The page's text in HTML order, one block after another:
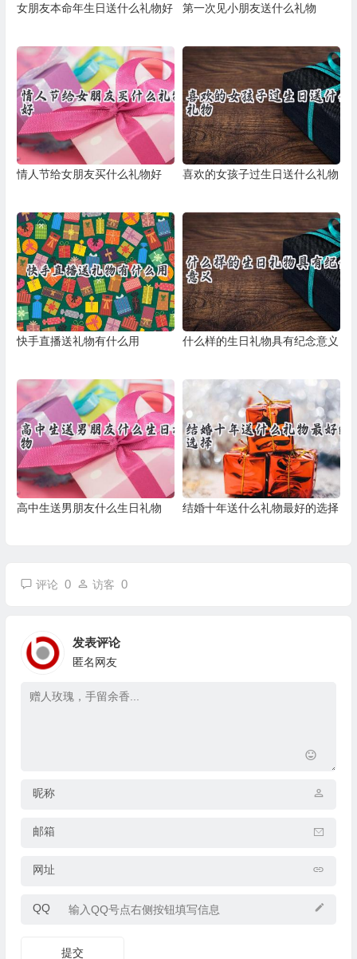
女朋友本命年生日送什么礼物好 第一次见小朋友送什么礼物
情人节给女朋友买什么礼物好 喜欢的女孩子过生日送什么礼物
快手直播送礼物有什么用 什么样的生日礼物具有纪念意义
高中生送男朋友什么生日礼物 结婚十年送什么礼物最好的选择
评论 0 访客 0
发表评论
匿名网友
昵称
邮箱
网址
QQ